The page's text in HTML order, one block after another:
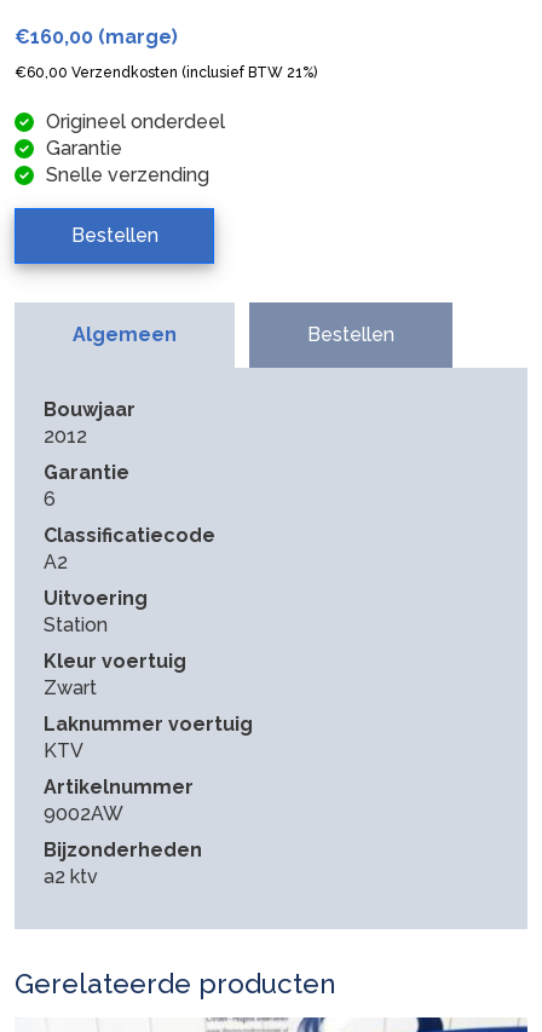
€160,00 (marge)
€60,00 Verzendkosten (inclusief BTW 21%)
Origineel onderdeel
Garantie
Snelle verzending
Bestellen
Algemeen Bestellen
Bouwjaar
2012
Garantie
6
Classificatiecode
A2
Uitvoering
Station
Kleur voertuig
Zwart
Laknummer voertuig
KTV
Artikelnummer
9002AW
Bijzonderheden
a2 ktv
Gerelateerde producten